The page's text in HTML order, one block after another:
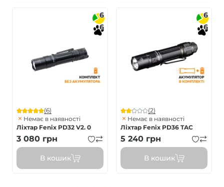
6
6
(6)
Немає в наявності
Ліхтар Fenix PD32 V2. 0
3 080 грн
В кошик
6
6
(2)
Немає в наявності
Ліхтар Fenix PD36 TAC
5 240 грн
В кошик